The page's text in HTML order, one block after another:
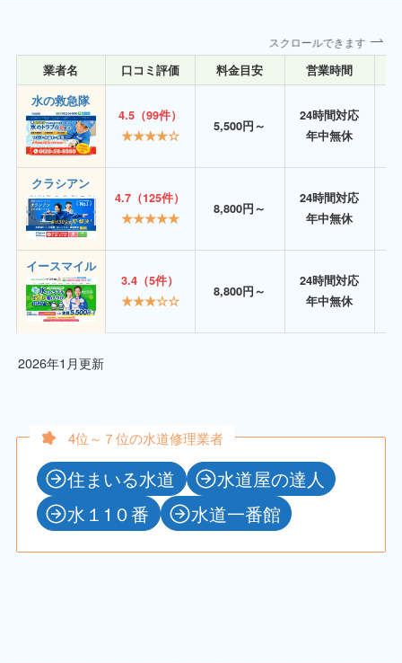
スクロールできます
業者名 口コミ評価 料金目安 営業時間
水の救急隊
4.5（99件）
★★★★☆
5,500円～
24時間対応
年中無休
クラシアン
4.7（125件）
★★★★★
8,800円～
24時間対応
年中無休
イースマイル
3.4（5件）
★★★☆☆
8,800円～
24時間対応
年中無休
2026年1月更新
4位～７位の水道修理業者
住まいる水道
水道屋の達人
水１1０番
水道一番館